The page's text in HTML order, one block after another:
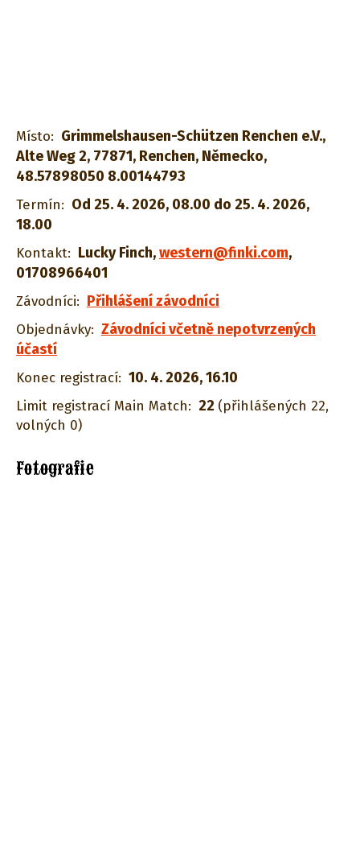
Místo: Grimmelshausen-Schützen Renchen e.V.,
Alte Weg 2, 77871, Renchen, Německo,
48.57898050 8.00144793
Termín: Od 25. 4. 2026, 08.00 do 25. 4. 2026,
18.00
Kontakt: Lucky Finch,western@finki.com,
01708966401
Závodníci: Přihlášení závodníci
Objednávky: Závodníci včetně nepotvrzených
účastí
Konec registrací: 10. 4. 2026, 16.10
Limit registrací Main Match: 22 (přihlášených 22,
volných 0)
Fotografie